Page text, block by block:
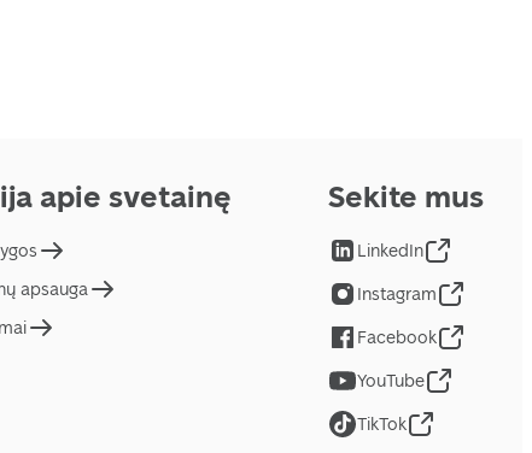
apie svetainę
apsauga
Sekite mus
LinkedIn
Instagram
Facebook
YouTube
TikTok